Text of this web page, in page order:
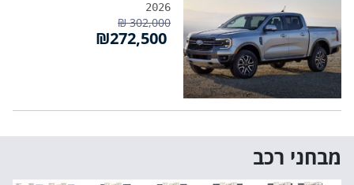
2026
302,000 ₪
מבחני רכב